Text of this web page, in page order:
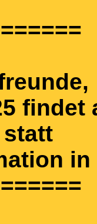
findet
statt
in